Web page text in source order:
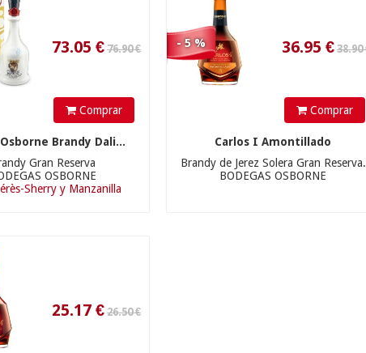
Comprar
Brandy Dali...
Gran Reserva
OSBORNE
Sherry y Manzanilla
- 5 %
Comprar
Carlos I Amontillado
Brandy de Jerez Solera Gran Reserva.
BODEGAS OSBORNE